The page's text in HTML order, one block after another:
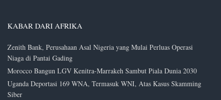
KABAR DARI AFRIKA
Zenith Bank, Perusahaan Asal Nigeria yang Mulai Perluas Operasi
Niaga di Pantai Gading
Morocco Bangun LGV Kenitra-Marrakeh Sambut Piala Dunia 2030
Uganda Deportasi 169 WNA, Termasuk WNI, Atas Kasus Skamming
Siber